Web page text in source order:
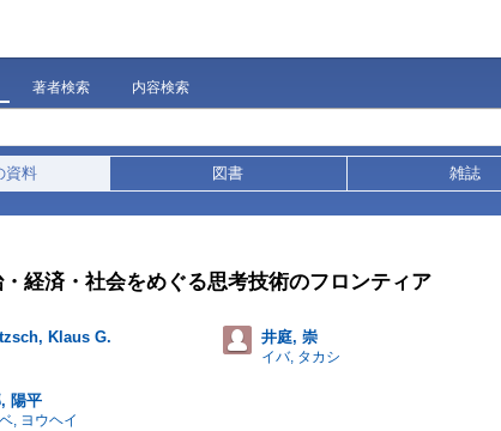
著者検索 内容検索
資料 図書 雑誌
経済・社会をめぐる思考技術のフロンティア
Klaus G. 井庭, 崇
イバ, タカシ
陽平
, ヨウヘイ